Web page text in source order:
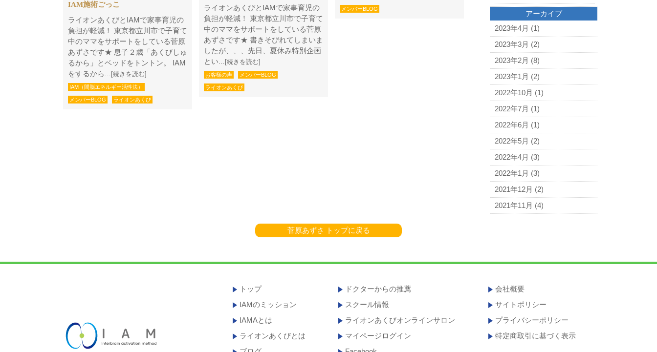
IAM施術ごっこ
ライオンあくびとIAMで家事育児の
負担が軽減！ 東京都立川市で子育て
中のママをサポートをしている菅原
あずさです★ 息子２歳「あくびしゅ
るから」とベッドをトントン。 IAM
をするから …[続きを読む]
IAM（間脳エネルギー活性法）
メンバーBLOG ライオンあくび
ライオンあくびとIAMで家事育児の
負担が軽減！ 東京都立川市で子育て
中のママをサポートをしている菅原
あずさです★ 書きそびれてしまいま
したが、、、先日、夏休み特別企画
とい…[続きを読む]
お客様の声 メンバーBLOG
ライオンあくび
メンバーBLOG
アーカイブ
2023年4月 (1)
2023年3月 (2)
2023年2月 (8)
2023年1月 (2)
2022年10月 (1)
2022年7月 (1)
2022年6月 (1)
2022年5月 (2)
2022年4月 (3)
2022年1月 (3)
2021年12月 (2)
2021年11月 (4)
菅原あずさ トップに戻る
トップ
IAMのミッション
IAMAとは
ライオンあくびとは
ドクターからの推薦
スクール情報
ライオンあくびオンラインサロン
マイページログイン
会社概要
サイトポリシー
プライバシーポリシー
特定商取引に基づく表示